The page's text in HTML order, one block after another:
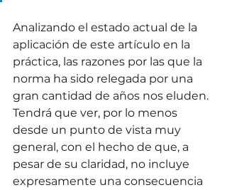
Analizando el estado actual de la
aplicación de este artículo en la
práctica, las razones por las que la
norma ha sido relegada por una
gran cantidad de años nos eluden.
Tendrá que ver, por lo menos
desde un punto de vista muy
general, con el hecho de que, a
pesar de su claridad, no incluye
expresamente una consecuencia